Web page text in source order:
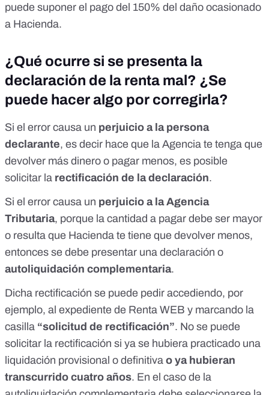
puede suponer el pago del 150% del daño ocasionado
a Hacienda.
¿Qué ocurre si se presenta la
declaración de la renta mal? ¿Se
puede hacer algo por corregirla?
Si el error causa un perjuicio a la persona
declarante, es decir hace que la Agencia te tenga que
devolver más dinero o pagar menos, es posible
solicitar la rectificación de la declaración.
Si el error causa un perjuicio a la Agencia
Tributaria, porque la cantidad a pagar debe ser mayor
o resulta que Hacienda te tiene que devolver menos,
entonces se debe presentar una declaración o
autoliquidación complementaria.
Dicha rectificación se puede pedir accediendo, por
ejemplo, al expediente de Renta WEB y marcando la
casilla “solicitud de rectificación”. No se puede
solicitar la rectificación si ya se hubiera practicado una
liquidación provisional o definitiva o ya hubieran
transcurrido cuatro años. En el caso de la